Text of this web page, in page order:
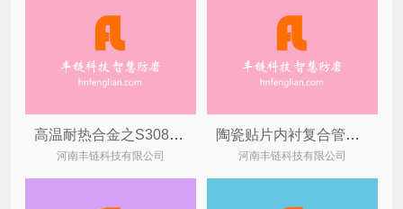
高温耐热合金之S30815主要优势特点
河南丰链科技有限公司
陶瓷贴片内衬复合管道快速焊接技术
河南丰链科技有限公司